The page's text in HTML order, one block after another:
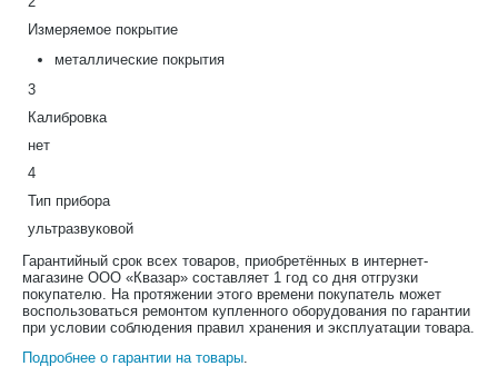
Измеряемое покрытие
металлические покрытия
3
Калибровка
нет
4
Тип прибора
ультразвуковой
Гарантийный срок всех товаров, приобретённых в интернет-
магазине ООО «Квазар» составляет 1 год со дня отгрузки
покупателю. На протяжении этого времени покупатель может
воспользоваться ремонтом купленного оборудования по гарантии
при условии соблюдения правил хранения и эксплуатации товара.
Подробнее о гарантии на товары.